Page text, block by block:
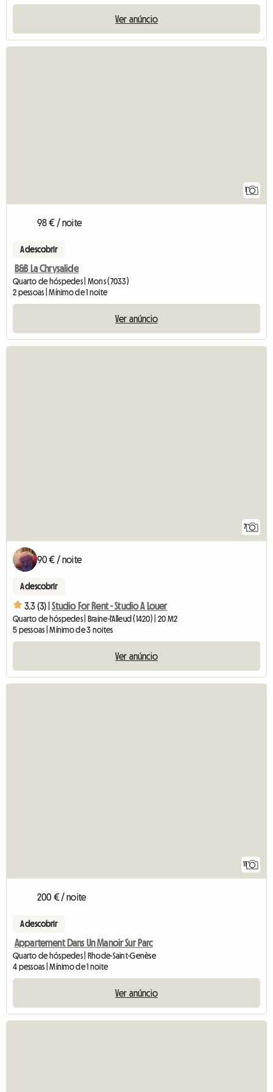
Ver anúncio
1
98 € / noite
A descobrir
B&B La Chrysalide
Quarto de hóspedes | Mons (7033)
2 pessoas | Mínimo de 1 noite
Ver anúncio
7
90 € / noite
A descobrir
3.3 (3) | Studio For Rent - Studio A Louer
Quarto de hóspedes | Braine-l'Alleud (1420) | 20 M2
5 pessoas | Mínimo de 3 noites
Ver anúncio
200 € / noite
A descobrir
Appartement Dans Un Manoir Sur Parc
Quarto de hóspedes | Rhode-Saint-Genèse
4 pessoas | Mínimo de 1 noite
Ver anúncio